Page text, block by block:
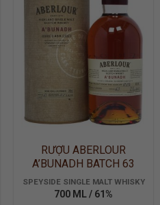
ADD TO
WISHLIST
RƯỢU ABERLOUR
A’BUNADH BATCH 63
SPEYSIDE SINGLE MALT WHISKY
700 ML / 61%